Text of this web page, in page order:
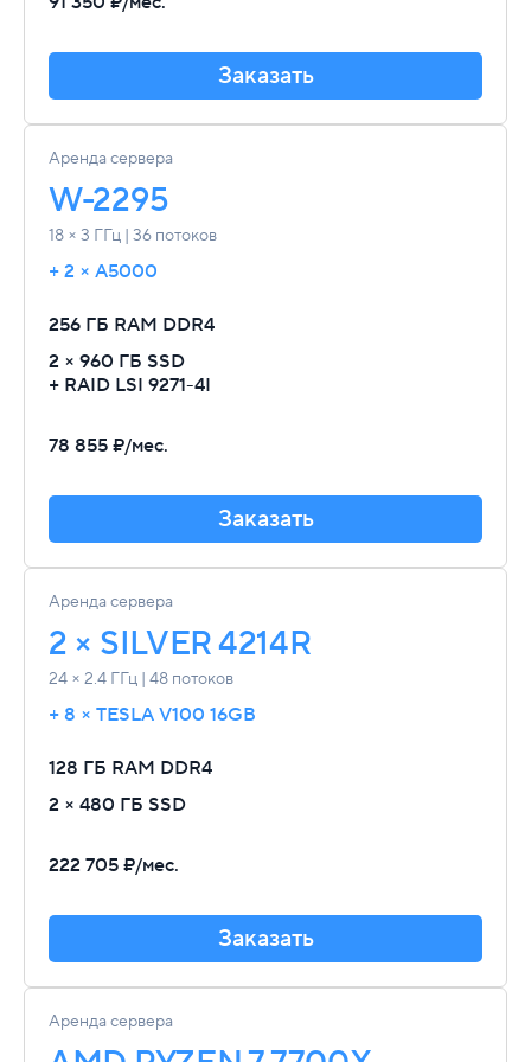
Заказать
Аренда сервера
W-2295
18 × 3 ГГц | 36 потоков
256 ГБ RAM DDR4
2 × 960 ГБ SSD
+ RAID LSI 9271-4I
78 855 ₽/мес.
Заказать
+ 2 × A5000
Аренда сервера
2 × SILVER 4214R
24 × 2.4 ГГц | 48 потоков
128 ГБ RAM DDR4
2 × 480 ГБ SSD
222 705 ₽/мес.
Заказать
+ 8 × TESLA V100 16GB
Аренда сервера